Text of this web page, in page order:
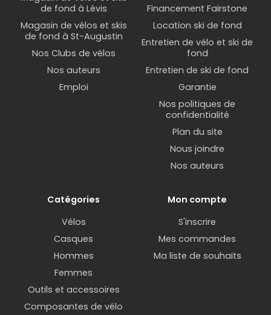
de fond à Lévis
Magasin de vélos et skis
de fond à St-Augustin
Nos Clubs de vélos
Nos auteurs
Emploi
Financement Fairstone
Location ski de fond
Entretien de vélo et ski de
fond
Entretien de ski de fond
Garantie
Nos politiques de
confidentialité
Plan du site
Nous joindre
Nos auteurs
Catégories
Vélos
Casques
Hommes
Femmes
Outils et accessoires
Composantes de vélo
Mon compte
S'inscrire
Mes commandes
Ma liste de souhaits